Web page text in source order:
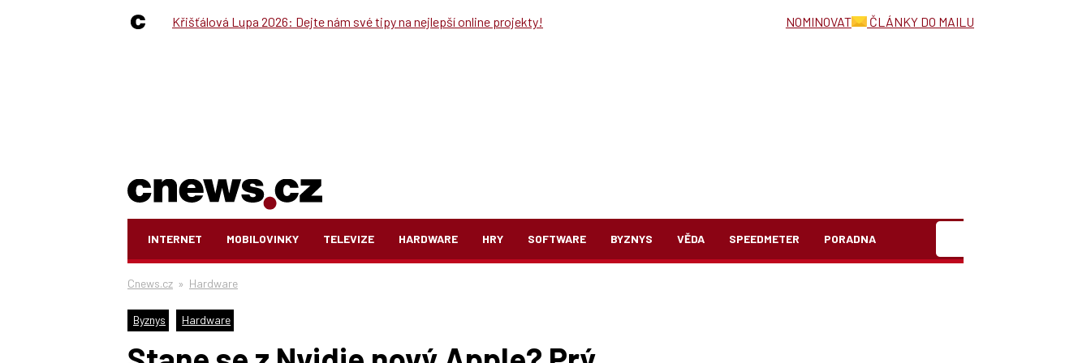
INTERNET MOBILOVINKY TELEVIZE HARDWARE HRY SOFTWARE BYZNYS VĚDA SPEEDMETER PORADNA
Cnews.cz » Hardware
Byznys Hardware
Křišťálová Lupa 2026: Dejte nám své tipy na nejlepší online projekty! NOMINOVAT ČLÁNKY DO MAILU